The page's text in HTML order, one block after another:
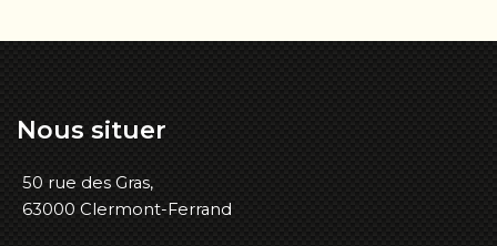
Nous situer
50 rue des Gras,
63000 Clermont-Ferrand